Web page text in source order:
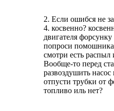
2. Если ошибся не
4. косвенно?
двигателя
попроси помошника
смотри есть распыл
Вообще-то перед
развоздушить
отпусти трубки от
топливо иль нет?